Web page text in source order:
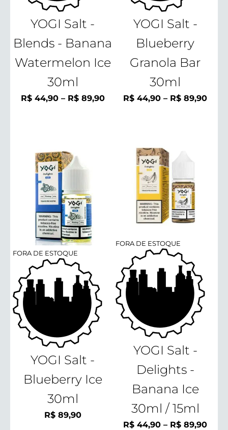
YOGI Salt -
Blends - Banana
Watermelon Ice
30ml
R$44,90 – R$89,90Faixa
R$ 89,90
YOGI Salt -
Blueberry
Granola Bar
30ml
R$ 44,90 – R$ 89,90
FORA DE ESTOQUE
YOGI Salt -
Blueberry Ice
30ml
R$89,90
FORA DE ESTOQUE
YOGI Salt -
Delights -
Banana Ice
30ml / 15ml
R$ 44,90 – R$ 89,90